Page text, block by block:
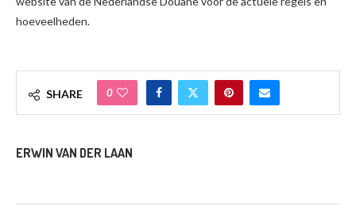
hoeveelheden.
SHARE 0
ERWIN VAN DER LAAN